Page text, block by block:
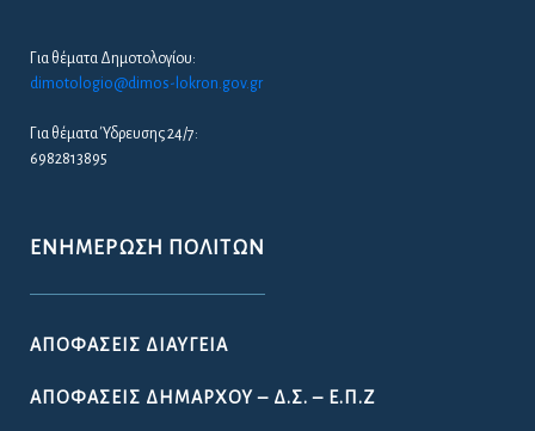
Για θέματα Δημοτολογίου:
dimotologio@dimos-lokron.gov.gr
Για θέματα Ύδρευσης 24/7:
6982813895
ΕΝΗΜΈΡΩΣΗ ΠΟΛΙΤΏΝ
ΑΠΟΦΆΣΕΙΣ ΔΙΑΎΓΕΙΑ
ΑΠΟΦΆΣΕΙΣ ΔΗΜΆΡΧΟΥ – Δ.Σ. – Ε.Π.Ζ